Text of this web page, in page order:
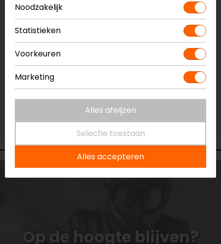
Niet op voorraad
Vestiging Breda
Niet op voorraad
Vestiging Capelle a/d IJssel
Niet op voorraad
Vestiging Eindhoven
Niet op voorraad
Op de hoogte blijven?
Noodzakelijk
Statistieken
Voorkeuren
Marketing
Alles afwijzen
Selectie toestaan
Alles accepteren